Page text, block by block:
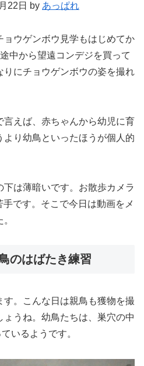
22日 by あっぱれ
ウゲンボウ見学もはじめてか
中から望遠コンデジを買って
りにチョウゲンボウの姿を撮れ
えば、赤ちゃんから幼児に育
より幼鳥といったほうが個人的
は薄暗いです。お散歩カメラ
です。そこで今日は動画をメ
のはばたき練習
。こんな日は親鳥も獲物を撮
ょうね。幼鳥たちは、巣穴の中
いるようです。